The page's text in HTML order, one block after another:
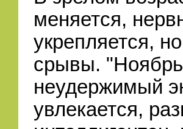
меняется,
укрепляется,
срывы.
неудержимый
увлекается,